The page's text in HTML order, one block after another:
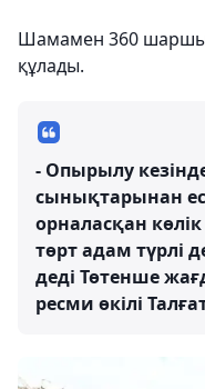
Шамамен 360 шаршы
құлады.
- Опырылу
сынықтарынан
орналасқан
төрт адам түрлі
деді Төтенше
ресми өкілі